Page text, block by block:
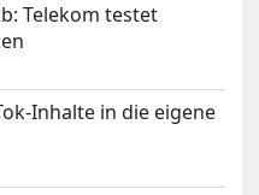
Telekom testet
Inhalte in die eigene